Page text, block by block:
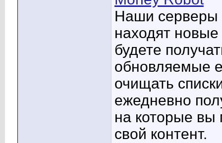
Наши серверы
находят
будете
обновляемые
очищать
ежедневно
на которые вы
свой контент.